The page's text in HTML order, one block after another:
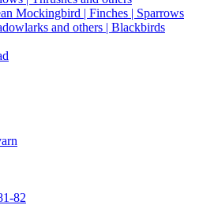
Mockingbird | Finches | Sparrows
and others | Blackbirds
82